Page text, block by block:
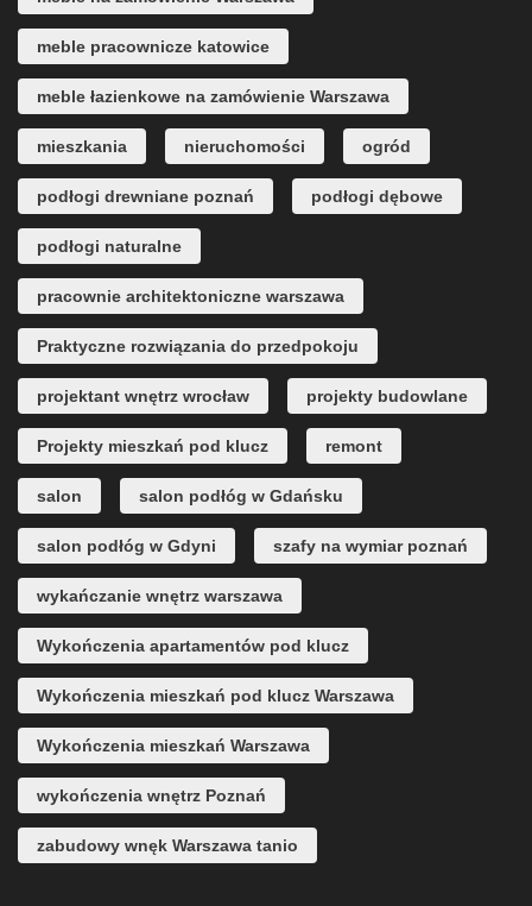
meble pracownicze katowice
meble łazienkowe na zamówienie Warszawa
mieszkania nieruchomości ogród
podłogi drewniane poznań podłogi dębowe
podłogi naturalne
pracownie architektoniczne warszawa
Praktyczne rozwiązania do przedpokoju
projektant wnętrz wrocław projekty budowlane
Projekty mieszkań pod klucz remont
salon salon podłóg w Gdańsku
salon podłóg w Gdyni szafy na wymiar poznań
wykańczanie wnętrz warszawa
Wykończenia apartamentów pod klucz
Wykończenia mieszkań pod klucz Warszawa
Wykończenia mieszkań Warszawa
wykończenia wnętrz Poznań
zabudowy wnęk Warszawa tanio